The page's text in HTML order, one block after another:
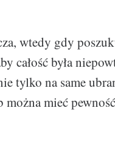
wtedy gdy
całość była
tylko na same
mieć